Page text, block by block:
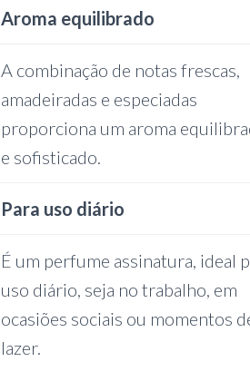
Aroma equilibrado
A combinação de notas frescas,
amadeiradas e especiadas
proporciona um aroma
e sofisticado.
Para uso diário
É um perfume assinatura, ideal
uso diário, seja no trabalho, em
ocasiões sociais ou momentos
lazer.